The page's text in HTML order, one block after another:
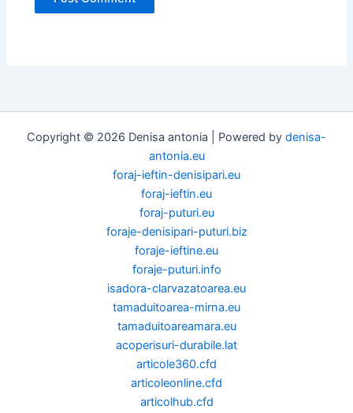
Copyright © 2026 Denisa antonia | Powered by denisa-
antonia.eu
foraj-ieftin-denisipari.eu
foraj-ieftin.eu
foraj-puturi.eu
foraje-denisipari-puturi.biz
foraje-ieftine.eu
foraje-puturi.info
isadora-clarvazatoarea.eu
tamaduitoarea-mirna.eu
tamaduitoareamara.eu
acoperisuri-durabile.lat
articole360.cfd
articoleonline.cfd
articolhub.cfd